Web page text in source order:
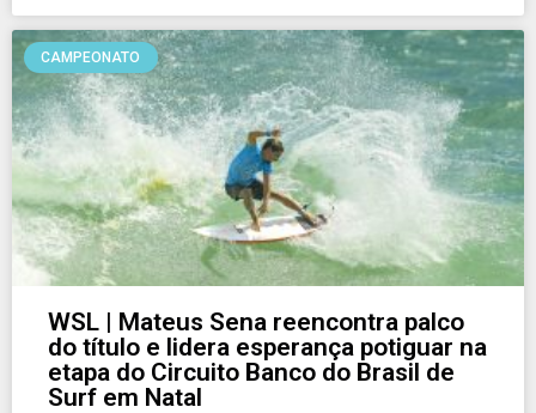
CAMPEONATO
WSL | Mateus Sena reencontra palco
do título e lidera esperança potiguar na
etapa do Circuito Banco do Brasil de
Surf em Natal